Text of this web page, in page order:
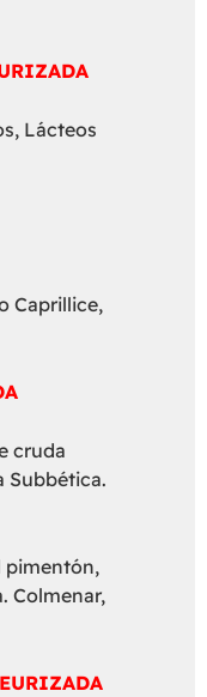
Lácteos
Caprillice,
cruda
Subbética.
pimentón,
Colmenar,